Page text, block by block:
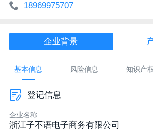
18969975707
网址 http://www.zbycorp.com
企业背景
基本信息 风险信息 知识产
登记信息
企业名称
浙江子不语电子商务有限公司